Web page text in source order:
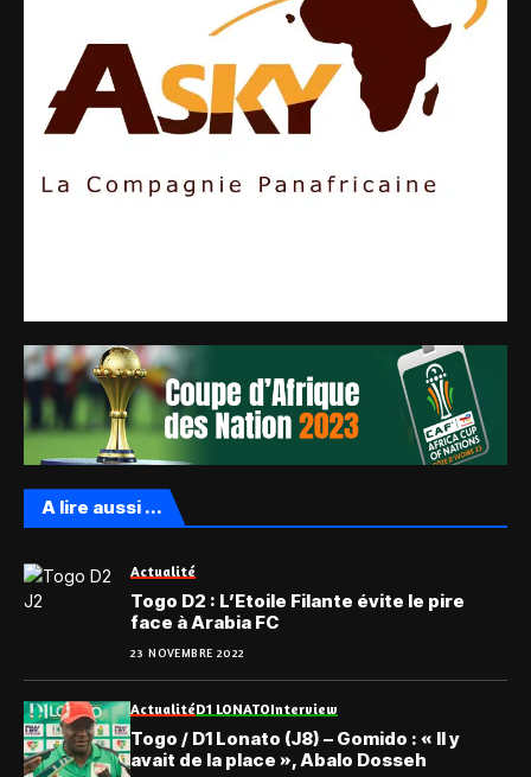
A lire aussi ...
Actualité
Togo D2 : L’Etoile Filante évite le pire
face à Arabia FC
23 NOVEMBRE 2022
ActualitéD1 LONATOInterview
Togo / D1 Lonato (J8) – Gomido : « Il y
avait de la place », Abalo Dosseh